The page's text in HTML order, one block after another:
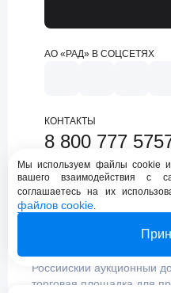
АО «РАД» В СОЦСЕТЯХ
КОНТАКТЫ
8 800 777
support@lot-online.ru
Российский аукционный
торговая площадка для
Мы используем файлы cookie
вашего взаимодействия с
соглашаетесь на их
файлов cookie.